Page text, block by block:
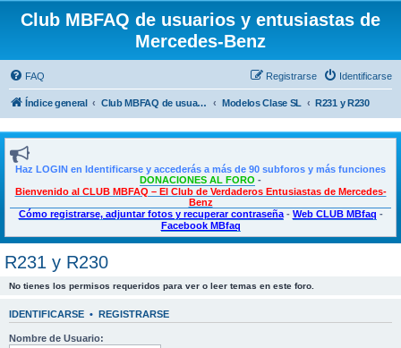
Club MBFAQ de usuarios y entusiastas de
Mercedes-Benz
FAQ Identificarse
Registrarse
Índice general Club MBFAQ de usuarios y entusiastas de Mercedes Benz Modelos Clase SL R231 y R230
Haz LOGIN en Identificarse y accederás a más de 90 subforos y más funciones
DONACIONES AL FORO -
Bienvenido al CLUB MBFAQ – El Club de Verdaderos Entusiastas de Mercedes-
Benz
Cómo registrarse, adjuntar fotos y recuperar contraseña- Web CLUB MBfaq -
Facebook MBfaq
R231 y R230
No tienes los permisos requeridos para ver o leer temas en este foro.
IDENTIFICARSE • REGISTRARSE
Nombre de Usuario: